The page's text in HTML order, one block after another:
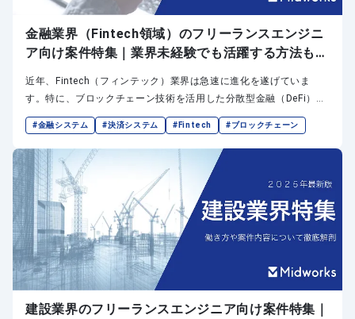
金融業界（Fintech領域）のフリーランスエンジニ
ア向け案件特集｜業界未経験でも活躍する方法もご
近年、Fintech（フィンテック）業界は急速に進化を遂げていま
す。特に、ブロックチェーン技術を活用した分散型金融（DeFi）の
急成長や、人工知能（AI）を駆使した個別化された金融サービスの
提供が顕著です。さらに、スマホアプリを利用したモバイル決済や
デジタルバンキングが普及し、従来の金融業務に革新をもたらして
います。これにより、金融機関が提供するサービスはますますデジ
タル化され、取引がより迅速で効率的に行えるようになっていま
す。
#金融システム #決済システム #Fintech #ブロックチェーン
建設業界のフリーランスエンジニア向け案件特集｜